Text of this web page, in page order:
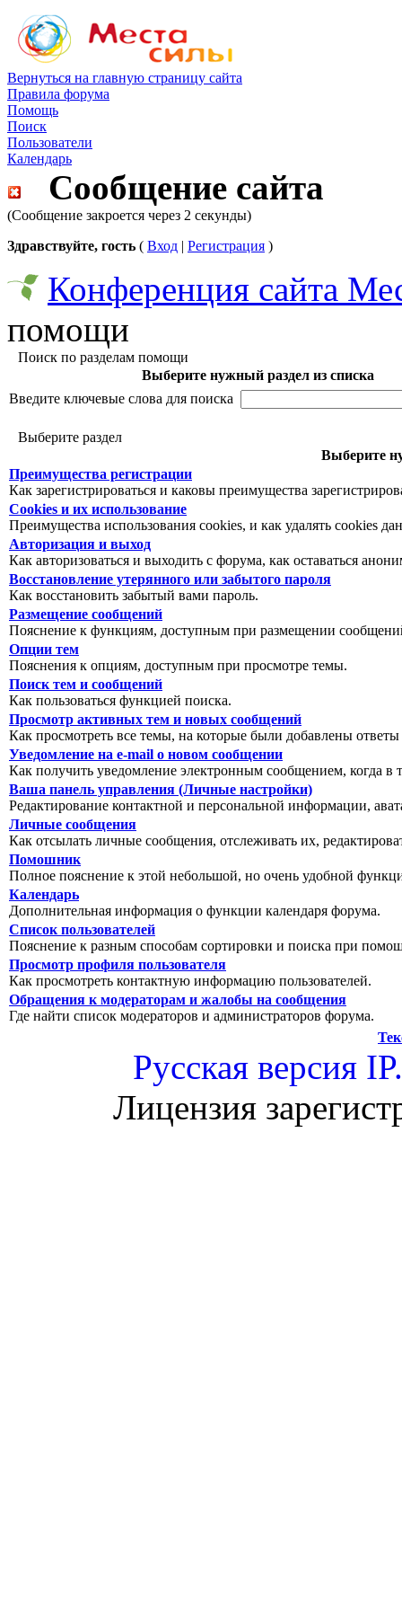
Вернуться на главную страницу сайта
Правила форума
Помощь
Поиск
Пользователи
Календарь
Сообщение сайта
(Сообщение закроется через 2 секунды)
Здравствуйте, гость ( Вход | Регистрация )
Конференция сайта
помощи
Поиск по разделам помощи
Выберите нужный раздел из списка
Введите ключевые слова для поиска
Выберите раздел
Выберите
Преимущества регистрации
Как зарегистрироваться и каковы преимущества
Cookies и их использование
Преимущества использования cookies, и как удалять cookies
Авторизация и выход
Как авторизоваться и выходить с форума, как оставаться
Восстановление утерянного или забытого пароля
Как восстановить забытый вами пароль.
Размещение сообщений
Пояснение к функциям, доступным при размещении
Опции тем
Пояснения к опциям, доступным при просмотре темы.
Поиск тем и сообщений
Как пользоваться функцией поиска.
Просмотр активных тем и новых сообщений
Как просмотреть все темы, на которые были добавлены
Уведомление на е-mail о новом сообщении
Как получить уведомление электронным сообщением, когда в
Ваша панель управления (Личные настройки)
Редактирование контактной и персональной информации,
Личные сообщения
Как отсылать личные сообщения, отслеживать их,
Помошник
Полное пояснение к этой небольшой, но очень удобной
Календарь
Дополнительная информация о функции календаря форума.
Список пользователей
Пояснение к разным способам сортировки и поиска при
Просмотр профиля пользователя
Как просмотреть контактную информацию пользователей.
Обращения к модераторам и жалобы на сообщения
Где найти список модераторов и администраторов форума.
Русская версия
Лицензия